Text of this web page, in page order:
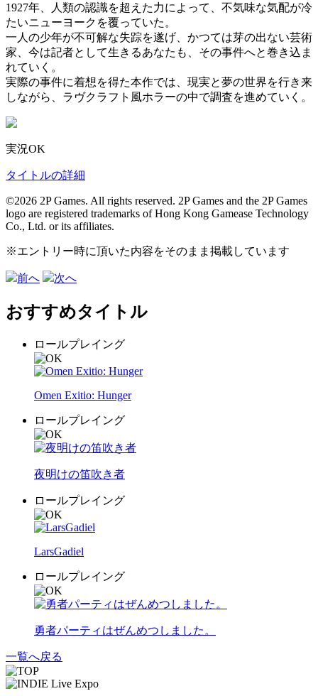
1927年、人類の認識を超えた力によって、不気味な気配が冷
たいニューヨークを覆っていた。
一人の少年が不可解な失踪を遂げ、かつては芽の出ない芸術
家、今は記者として生きるあなたも、その事件へと巻き込ま
れていく。
実際の事件に着想を得た本作では、現実と夢の世界を行き来
しながら、ラヴクラフト風ホラーの中で調査を進めていく。
実況OK
タイトルの詳細
©2026 2P Games. All rights reserved. 2P Games and the 2P Games
logo are registered trademarks of Hong Kong Gamease Technology
Co., Ltd. or its affiliates.
※エントリー時に頂いた内容をそのまま掲載しています
前へ 次へ
おすすめタイトル
ロールプレイング
Omen Exitio: Hunger
ロールプレイング
夜明けの笛吹き者
ロールプレイング
LarsGadiel
ロールプレイング
勇者パーティはぜんめつしました。
一覧へ戻る